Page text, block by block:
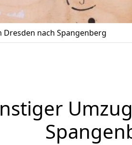
Dresden nach Spangenberg